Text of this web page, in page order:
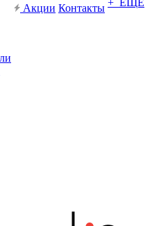
Акции Контакты + ЕЩЕ